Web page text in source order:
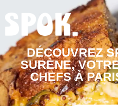
DÉCOUVREZ
SURÈNE,
CHEFS À